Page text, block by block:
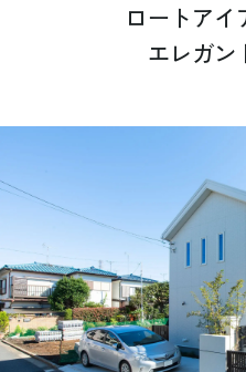
ロートアイ
エレガン